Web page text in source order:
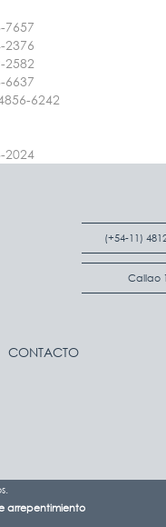
7657
2376
2582
6637
6242
2024
(+54-11)
Callao
CONTACTO
arrepentimiento